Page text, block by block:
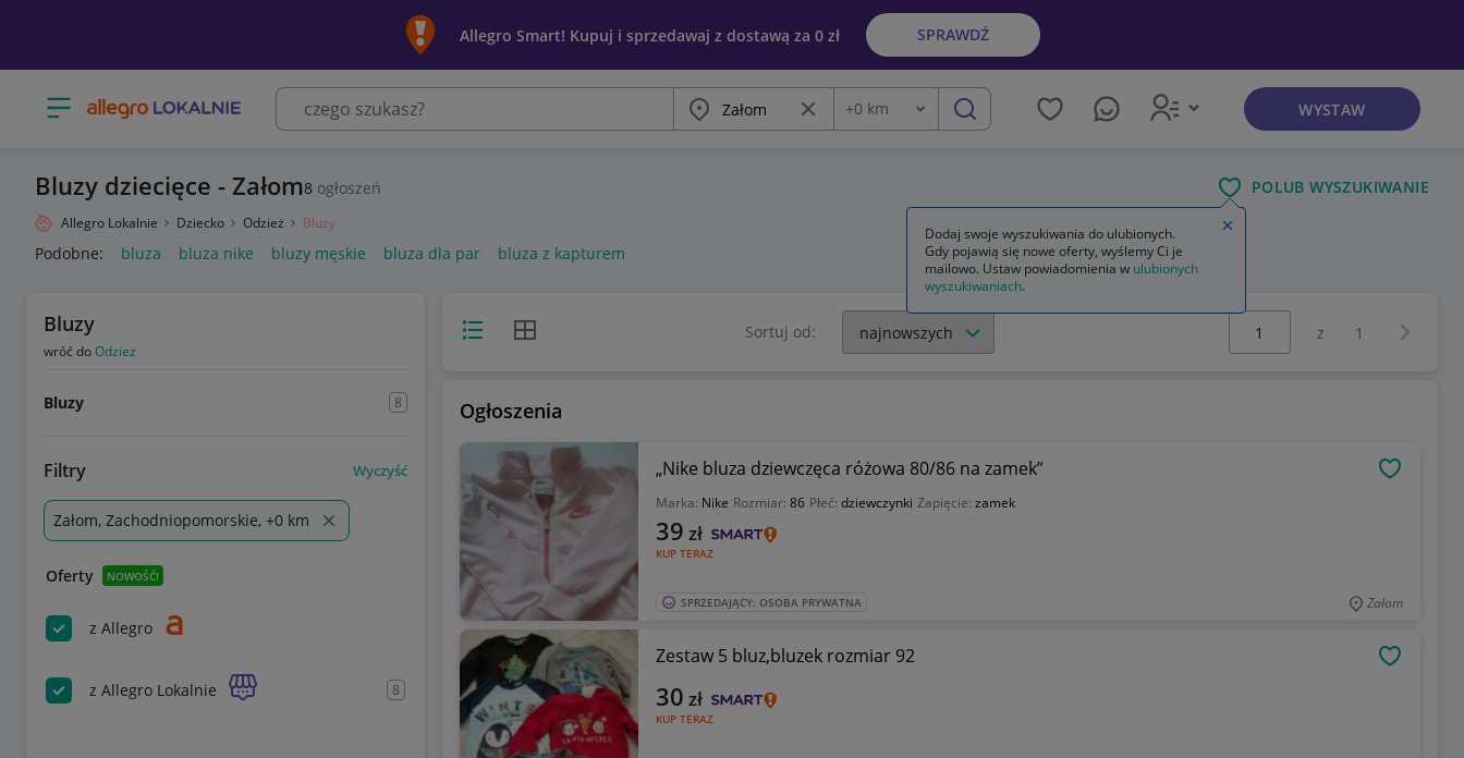
Allegro Smart! Kupuj i sprzedawaj z dostawą za 0 zł SPRAWDŹ
Otwórz menu z kategoriami Miasto Wyczyść frazę
Odległość
+0 km szukaj WYSTAW
Bluzy dziecięce - Załom8 ogłoszeń POLUB WYSZUKIWANIE
Allegro Lokalnie Dziecko Odzież Bluzy
Podobne: bluza bluza nike bluzy męskie bluza dla par bluza z kapturem
Bluzy
wróć doOdzież
Bluzy 8
Filtry Wyczyść
Załom, Zachodniopomorskie, +0 km
Oferty NOWOŚĆ!
z Allegro
z Allegro Lokalnie 8
Widok listyWidok siatki Sortuj od:
Wybierz stronę:
z 1
Ogłoszenia
„Nike bluza dziewczęca różowa 80/86 na zamek”
Marka: Nike Rozmiar: 86 Płeć: dziewczynki Zapięcie: zamek
KUP TERAZ
39 zł
SPRZEDAJĄCY: OSOBA PRYWATNA Załom
Zestaw 5 bluz,bluzek rozmiar 92
KUP TERAZ
30 zł
Dodaj swoje wyszukiwania do ulubionych.
Gdy pojawią się nowe oferty, wyślemy Ci je
mailowo. Ustaw powiadomienia w ulubionych
wyszukiwaniach.
Zamknij wskazówkę